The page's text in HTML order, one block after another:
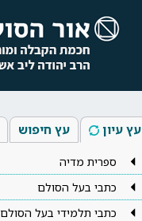
עץ עיון עץ חיפוש
ספרית מדיה
כתבי בעל הסולם
כתבי תלמידי בעל הסולם